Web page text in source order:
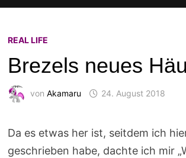
REAL LIFE
Brezels neues
von Akamaru 24. August 2018
Da es etwas her ist, seitdem ich
geschrieben habe, dachte ich mir